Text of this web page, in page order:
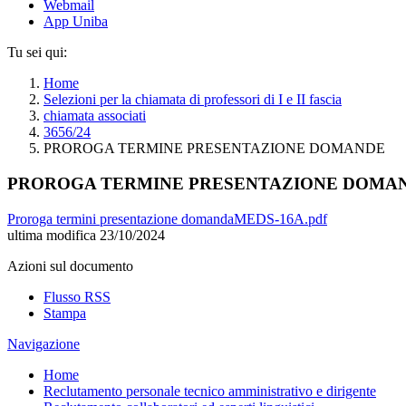
Webmail
App Uniba
Tu sei qui:
Home
Selezioni per la chiamata di professori di I e II fascia
chiamata associati
3656/24
PROROGA TERMINE PRESENTAZIONE DOMANDE
PROROGA TERMINE PRESENTAZIONE
Proroga termini presentazione domandaMEDS-16A.pdf
ultima modifica 23/10/2024
Azioni sul documento
Flusso RSS
Stampa
Navigazione
Home
Reclutamento personale tecnico amministrativo e dirigente